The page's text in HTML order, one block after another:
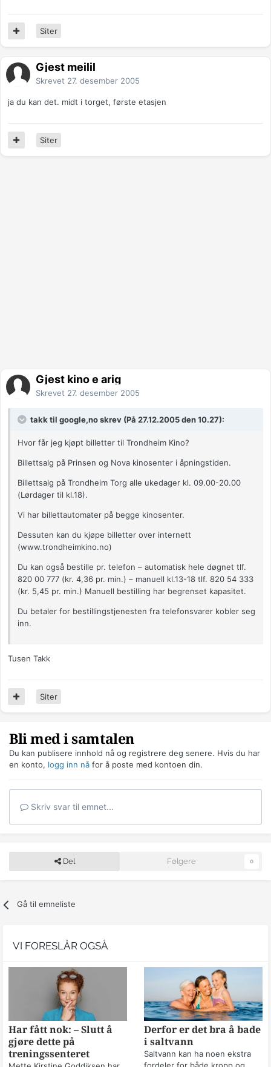
Siter
Gjest meilil
Skrevet 27. desember 2005
ja du kan det. midt i torget, første etasjen
Siter
Gjest kino e arig
Skrevet 27. desember 2005
takk til google,no skrev (På 27.12.2005 den 10.27):
Hvor får jeg kjøpt billetter til Trondheim Kino?
Billettsalg på Prinsen og Nova kinosenter i åpningstiden.
Billettsalg på Trondheim Torg alle ukedager kl. 09.00-20.00
(Lørdager til kl.18).
Vi har billettautomater på begge kinosenter.
Dessuten kan du kjøpe billetter over internett
(www.trondheimkino.no)
Du kan også bestille pr. telefon – automatisk hele døgnet tlf.
820 00 777 (kr. 4,36 pr. min.) – manuell kl.13-18 tlf. 820 54 333
(kr. 5,45 pr. min.) Manuell bestilling har begrenset kapasitet.
Du betaler for bestillingstjenesten fra telefonsvarer kobler seg
inn.
Tusen Takk
Siter
Bli med i samtalen
Du kan publisere innhold nå og registrere deg senere. Hvis du har
en konto, logg inn nå for å poste med kontoen din.
Skriv svar til emnet...
Del Følgere 0
Gå til emneliste
VI FORESLÅR OGSÅ
Har fått nok: – Slutt å
gjøre dette på
treningssenteret
Derfor er det bra å bade
i saltvann
Saltvann kan ha noen ekstra